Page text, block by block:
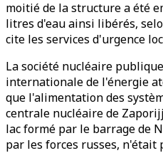
moitié de la structure a été
litres d'eau ainsi libérés,
cite les services d'urgence
La société nucléaire
internationale de l'énergie
que l'alimentation des
centrale nucléaire de
lac formé par le barrage de
par les forces russes, n'était